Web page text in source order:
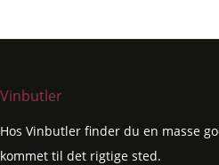
Vinbutler
Hos Vinbutler finder du en masse
kommet til det rigtige sted.